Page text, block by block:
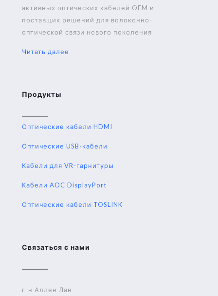
активных оптических кабелей OEM и
поставщик решений для волоконно-
оптической связи нового поколения
Читать далее
Продукты
Оптические кабели HDMI
Оптические USB-кабели
Кабели для VR-гарнитуры
Кабели AOC DisplayPort
Оптические кабели TOSLINK
Связаться с нами
г-н Аллен Лан